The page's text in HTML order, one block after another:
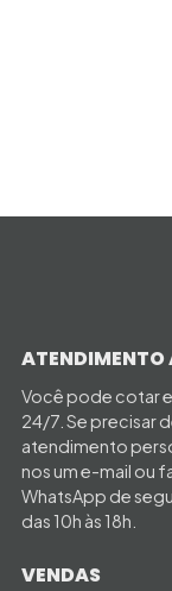
ATENDIMENTO
Você pode cotar
24/7. Se precisar
atendimento
nos um e-mail ou
WhatsApp de
das 10h às 18h.
VENDAS